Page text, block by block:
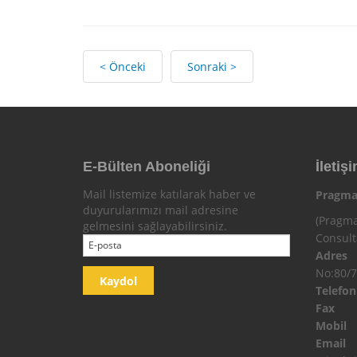
< Önceki Sonraki >
E-Bülten Aboneliği
Mail listemize katılarak haber ve
duyurularımızı mail adresine
gelmesini sağlayabilirsiniz.
No:80/